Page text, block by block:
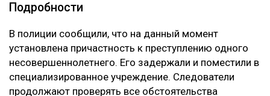
Подробности
В полиции сообщили, что на данный момент
установлена причастность к преступлению одного
несовершеннолетнего. Его задержали и поместили в
специализированное учреждение. Следователи
продолжают проверять все обстоятельства